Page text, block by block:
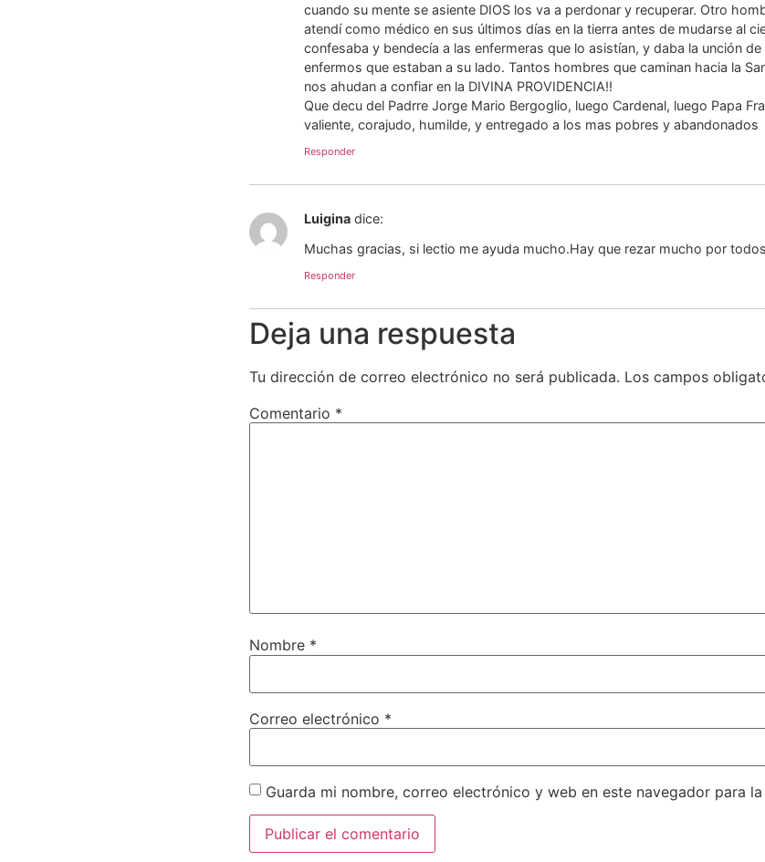
cuando su mente se asiente DIOS los va a perdonar y recuperar. Otro
atendí como médico en sus últimos días en la tierra antes de mudarse al
confesaba y bendecía a las enfermeras que lo asistían, y daba la unción
enfermos que estaban a su lado. Tantos hombres que caminan hacia la
nos ahudan a confiar en la DIVINA PROVIDENCIA!!
Que decu del Padrre Jorge Mario Bergoglio, luego Cardenal, luego Papa
valiente, corajudo, humilde, y entregado a los mas pobres y abandonados
Responder
Luigina dice:
Muchas gracias, si lectio me ayuda mucho.Hay que rezar mucho por
Responder
Deja una respuesta
Tu dirección de correo electrónico no será publicada. Los campos
Comentario *
Nombre *
Correo electrónico *
Guarda mi nombre, correo electrónico y web en este navegador para